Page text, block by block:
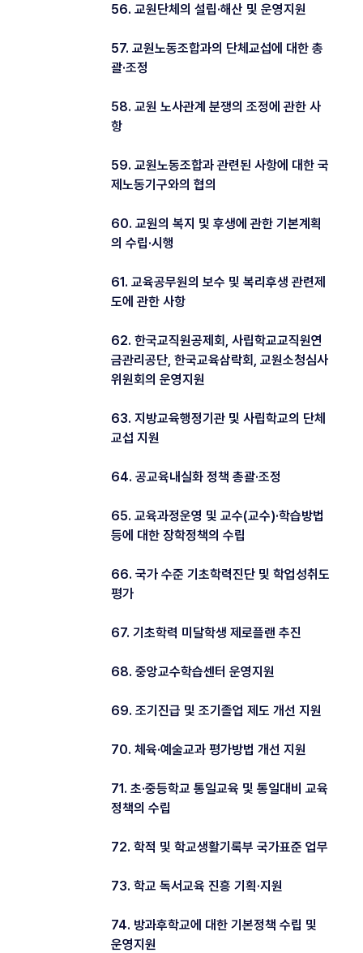
56. 교원단체의 설립·해산 및 운영지원
57. 교원노동조합과의 단체교섭에 대한 총
괄·조정
58. 교원 노사관계 분쟁의 조정에 관한 사
항
59. 교원노동조합과 관련된 사항에 대한 국
제노동기구와의 협의
60. 교원의 복지 및 후생에 관한 기본계획
의 수립·시행
61. 교육공무원의 보수 및 복리후생 관련제
도에 관한 사항
62. 한국교직원공제회, 사립학교교직원연
금관리공단, 한국교육삼락회, 교원소청심사
위원회의 운영지원
63. 지방교육행정기관 및 사립학교의 단체
교섭 지원
64. 공교육내실화 정책 총괄·조정
65. 교육과정운영 및 교수(교수)·학습방법
등에 대한 장학정책의 수립
66. 국가 수준 기초학력진단 및 학업성취도
평가
67. 기초학력 미달학생 제로플랜 추진
68. 중앙교수학습센터 운영지원
69. 조기진급 및 조기졸업 제도 개선 지원
70. 체육·예술교과 평가방법 개선 지원
71. 초·중등학교 통일교육 및 통일대비 교육
정책의 수립
72. 학적 및 학교생활기록부 국가표준 업무
73. 학교 독서교육 진흥 기획·지원
74. 방과후학교에 대한 기본정책 수립 및
운영지원